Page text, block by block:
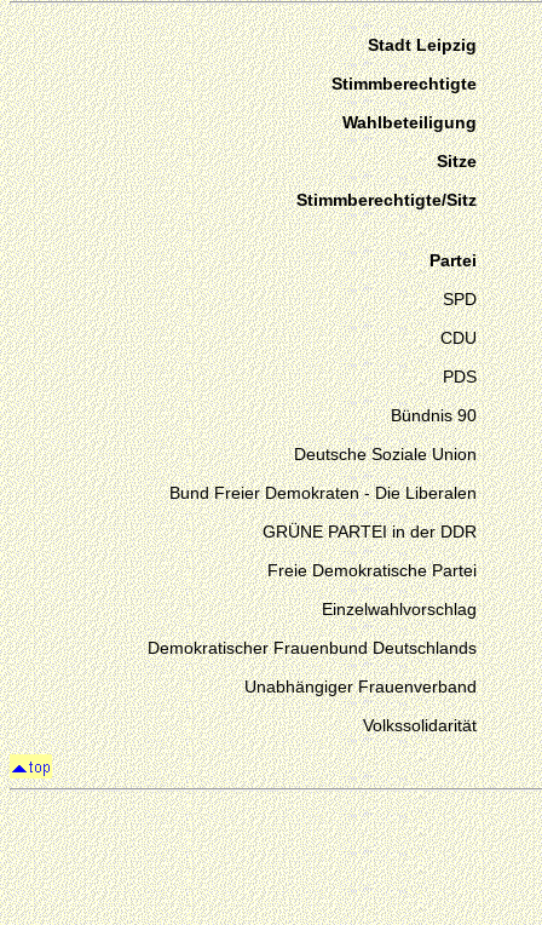
Stadt Leipzig
Stimmberechtigte
Wahlbeteiligung
Sitze
Stimmberechtigte/Sitz
Partei
SPD
CDU
PDS
Bündnis 90
Deutsche Soziale Union
Bund Freier Demokraten - Die Liberalen
GRÜNE PARTEI in der DDR
Freie Demokratische Partei
Einzelwahlvorschlag
Demokratischer Frauenbund Deutschlands
Unabhängiger Frauenverband
Volkssolidarität